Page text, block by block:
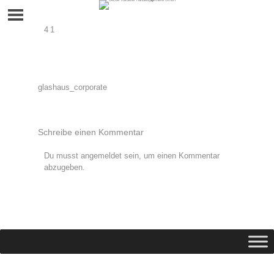
41
Beitragsnavigation
glashaus_corporate
Schreibe einen Kommentar
Du musst angemeldet sein, um einen Kommentar
abzugeben.